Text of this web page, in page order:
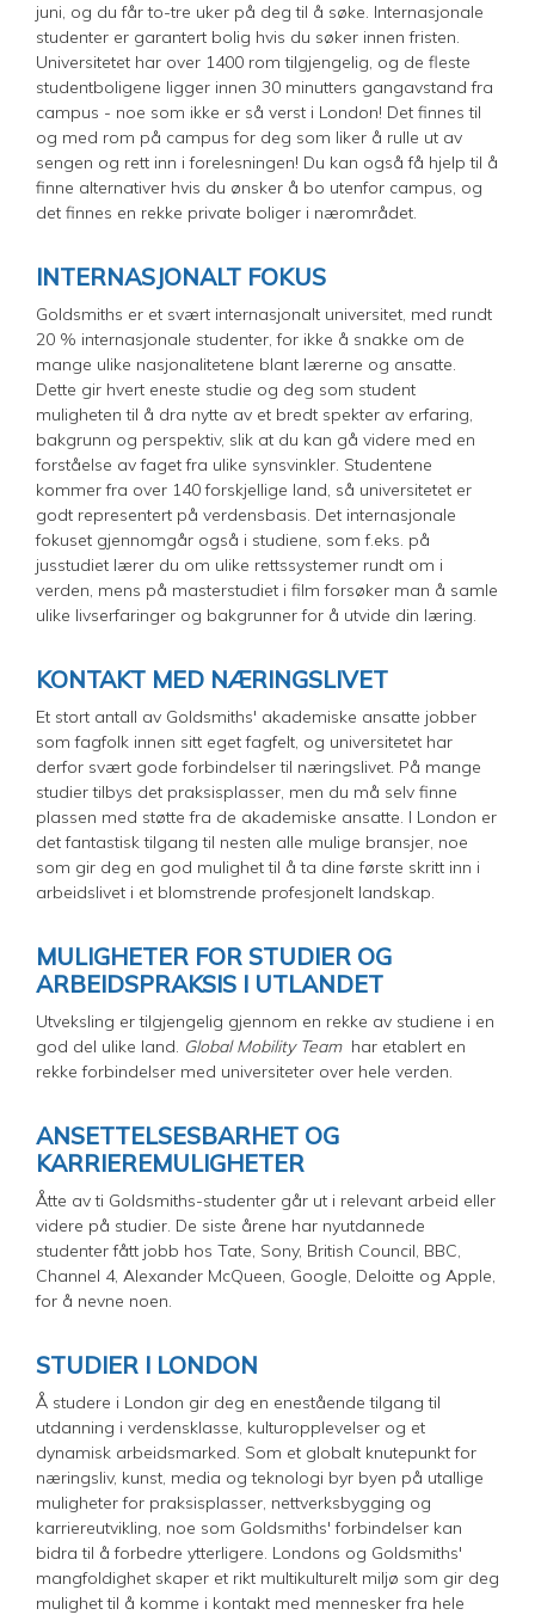
juni, og du får to-tre uker på deg til å søke. Internasjonale
studenter er garantert bolig hvis du søker innen fristen.
Universitetet har over 1400 rom tilgjengelig, og de fleste
studentboligene ligger innen 30 minutters gangavstand fra
campus - noe som ikke er så verst i London! Det finnes til
og med rom på campus for deg som liker å rulle ut av
sengen og rett inn i forelesningen! Du kan også få hjelp til å
finne alternativer hvis du ønsker å bo utenfor campus, og
det finnes en rekke private boliger i nærområdet.
INTERNASJONALT FOKUS
Goldsmiths er et svært internasjonalt universitet, med rundt
20 % internasjonale studenter, for ikke å snakke om de
mange ulike nasjonalitetene blant lærerne og ansatte.
Dette gir hvert eneste studie og deg som student
muligheten til å dra nytte av et bredt spekter av erfaring,
bakgrunn og perspektiv, slik at du kan gå videre med en
forståelse av faget fra ulike synsvinkler. Studentene
kommer fra over 140 forskjellige land, så universitetet er
godt representert på verdensbasis. Det internasjonale
fokuset gjennomgår også i studiene, som f.eks. på
jusstudiet lærer du om ulike rettssystemer rundt om i
verden, mens på masterstudiet i film forsøker man å samle
ulike livserfaringer og bakgrunner for å utvide din læring.
KONTAKT MED NÆRINGSLIVET
Et stort antall av Goldsmiths' akademiske ansatte jobber
som fagfolk innen sitt eget fagfelt, og universitetet har
derfor svært gode forbindelser til næringslivet. På mange
studier tilbys det praksisplasser, men du må selv finne
plassen med støtte fra de akademiske ansatte. I London er
det fantastisk tilgang til nesten alle mulige bransjer, noe
som gir deg en god mulighet til å ta dine første skritt inn i
arbeidslivet i et blomstrende profesjonelt landskap.
MULIGHETER FOR STUDIER OG
ARBEIDSPRAKSIS I UTLANDET
Utveksling er tilgjengelig gjennom en rekke av studiene i en
god del ulike land. Global Mobility Teamhar etablert en
rekke forbindelser med universiteter over hele verden.
ANSETTELSESBARHET OG
KARRIEREMULIGHETER
Åtte av ti Goldsmiths-studenter går ut i relevant arbeid eller
videre på studier. De siste årene har nyutdannede
studenter fått jobb hos Tate, Sony, British Council, BBC,
Channel 4, Alexander McQueen, Google, Deloitte og Apple,
for å nevne noen.
STUDIER I LONDON
Å studere i London gir deg en enestående tilgang til
utdanning i verdensklasse, kulturopplevelser og et
dynamisk arbeidsmarked. Som et globalt knutepunkt for
næringsliv, kunst, media og teknologi byr byen på utallige
muligheter for praksisplasser, nettverksbygging og
karriereutvikling, noe som Goldsmiths' forbindelser kan
bidra til å forbedre ytterligere. Londons og Goldsmiths'
mangfoldighet skaper et rikt multikulturelt miljø som gir deg
mulighet til å komme i kontakt med mennesker fra hele